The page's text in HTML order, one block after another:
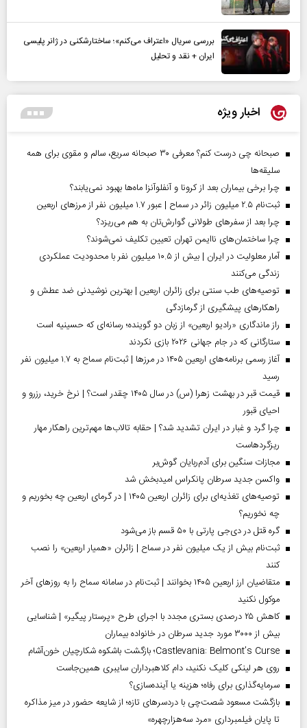
بررسی سریال «اعتراف می‌کنم»؛ ساختارشکنی در ژانر پلیسی
ایران + نقد و تحلیل
اخبار ویژه
صبحانه چی درست کنم؟ معرفی ۳۰ صبحانه سریع، سالم و مقوی برای همه
سلیقه‌ها
چرا برخی بیماران بعد از کرونا و آنفلوآنزا ماه‌ها بهبود نمی‌یابند؟
ثبت‌نام ۲.۵ میلیون زائر در سماح | عبور ۱.۷ میلیون نفر از مرز‌های اربعین
چرا بعد از سفرهای طولانی گوارش‌تان به هم می‌ریزد؟
چرا ساختمان‌های ناایمن تهران تعیین تکلیف نمی‌شوند؟
آمار معلولیت در ایران | بیش از ۱۰.۵ میلیون نفر با محدودیت عملکردی
زندگی می‌کنند
توصیه‌های طب سنتی برای زائران اربعین | بهترین نوشیدنی ضد عطش و
راهکارهای پیشگیری از گرمازدگی
راز ماندگاری «رادیو اربعین» از زبان دو گوینده؛ رسانه‌ای که حسینیه است
ستارگانی که در جام جهانی ۲۰۲۶ بازی نکردند
آغاز رسمی برنامه‌های اربعین ۱۴۰۵ در مرز‌ها | ثبت‌نام سماح به ۱.۷ میلیون نفر
رسید
قیمت قبر در بهشت زهرا (س) در سال ۱۴۰۵ چقدر است؟ | نرخ خرید، رزرو و
احیای قبور
چرا گرد و غبار در ایران تشدید شد؟ | حقابه تالاب‌ها مهم‌ترین راهکار مهار
ریزگردهاست
مجازات سنگین برای آدم‌ربایان گوش‌بر
واکسن جدید سرطان پانکراس امیدبخش شد
توصیه‌های تغذیه‌ای برای زائران اربعین ۱۴۰۵ | در گرمای اربعین چه بخوریم و
چه نخوریم؟
گره قتل در دی‌جی پارتی با ۵۰ قسم باز می‌شود
ثبت‌نام بیش از یک میلیون نفر در سماح | زائران «همیار اربعین» را نصب
کنند
متقاضیان ارز اربعین ۱۴۰۵ بخوانند | ثبت‌نام در سامانه سماح را به روز‌های آخر
موکول نکنید
کاهش ۲۵ درصدی بستری مجدد با اجرای طرح «پرستار پیگیر» | شناسایی
بیش از ۳۰۰۰ مورد جدید سرطان در خانواده بیماران
Castlevania: Belmont’s Curse؛ بازگشت باشکوه شکارچیان خون‌آشام
روی هر لینکی کلیک نکنید، دام کلاهبرداران سایبری همین‌جاست
سرمایه‌گذاری برای رفاه؛ هزینه یا آینده‌سازی؟
بازگشت مسعود شصت‌چی با دردسر‌های تازه؛ از شایعه حضور در میز مذاکره
تا پایان فیلمبرداری «مرد سه‌هزارچهره»